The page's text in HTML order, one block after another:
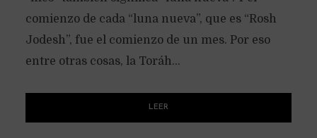
comienzo de cada “luna nueva”, que es “Rosh
Jodesh”, fue el comienzo de un mes. Por eso
entre otras cosas, la Toráh...
LEER